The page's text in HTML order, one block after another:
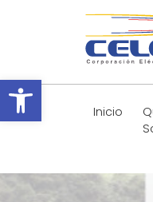
Abrir barra
Inicio